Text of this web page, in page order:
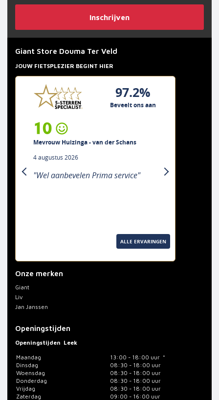
Inschrijven
Giant Store Douma Ter Veld
JOUW FIETSPLEZIER BEGINT HIER
97.2%
Beveelt ons aan
10
Mevrouw Huizinga - van der Schans
4 augustus 2026
"Wel aanbevelen Prima service"
previous next
ALLE ERVARINGEN
Onze merken
Giant
Liv
Jan Janssen
Openingstijden
Openingstijden Leek
Maandag
13:00 - 18:00 uur *
Dinsdag
08:30 - 18:00 uur
Woensdag
08:30 - 18:00 uur
Donderdag
08:30 - 18:00 uur
Vrijdag
08:30 - 18:00 uur
Zaterdag
09:00 - 16:00 uur